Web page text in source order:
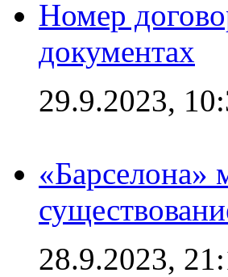
Номер
документах
29.9.2023,
«Барселона»
28.9.2023,